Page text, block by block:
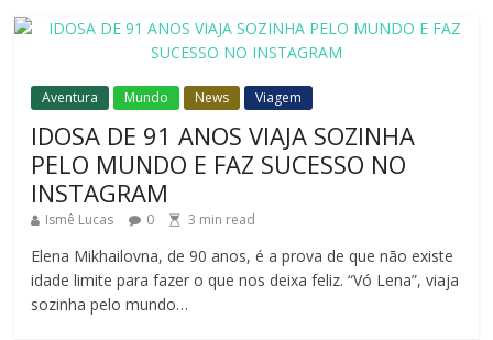
Aventura Mundo News Viagem
IDOSA DE 91 ANOS VIAJA SOZINHA
PELO MUNDO E FAZ SUCESSO NO
INSTAGRAM
Ismê Lucas 0 3 min read
Elena Mikhailovna, de 90 anos, é a prova de que não existe
idade limite para fazer o que nos deixa feliz. “Vó Lena”, viaja
sozinha pelo mundo…